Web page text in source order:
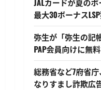
JALカードが夏の
最大30ボーナス
弥生が「弥生の記
PAP会員向けに無
総務省など7府省庁
なりすまし詐欺広